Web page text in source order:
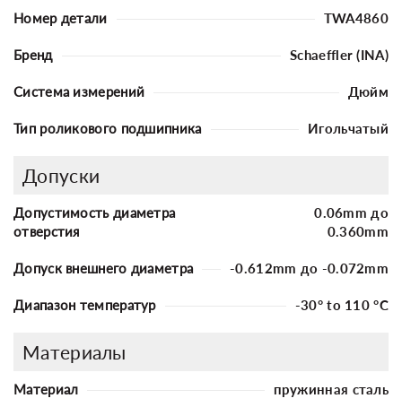
Номер детали TWA4860
Бренд Schaeffler (INA)
Система измерений Дюйм
Тип роликового подшипника Игольчатый
Допуски
Допустимость диаметра
отверстия
0.06mm до
0.360mm
Допуск внешнего диаметра -0.612mm до -0.072mm
Диапазон температур -30° to 110 °C
Материалы
Материал пружинная сталь